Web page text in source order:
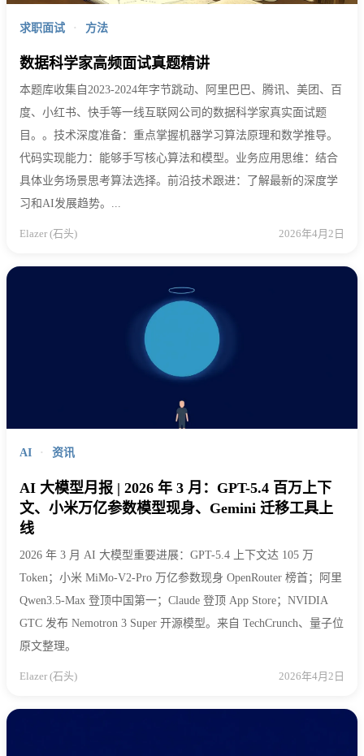
求职面试 · 方法
数据科学家高频面试真题精讲
本题库收集自2023-2024年字节跳动、阿里巴巴、腾讯、美团、百
度、小红书、快手等一线互联网公司的数据科学家真实面试题
目。。技术深度准备：重点掌握机器学习算法原理和数学推导。
代码实现能力：能够手写核心算法和模型。业务应用思维：结合
具体业务场景思考算法选择。前沿技术跟进：了解最新的深度学
习和AI发展趋势。...
Elazer (石头) 2026年4月2日
AI · 资讯
AI 大模型月报 | 2026 年 3 月：GPT-5.4 百万上下
文、小米万亿参数模型现身、Gemini 迁移工具上
线
2026 年 3 月 AI 大模型重要进展：GPT-5.4 上下文达 105 万
Token；小米 MiMo-V2-Pro 万亿参数现身 OpenRouter 榜首；阿里
Qwen3.5-Max 登顶中国第一；Claude 登顶 App Store；NVIDIA
GTC 发布 Nemotron 3 Super 开源模型。来自 TechCrunch、量子位
原文整理。
Elazer (石头) 2026年4月2日